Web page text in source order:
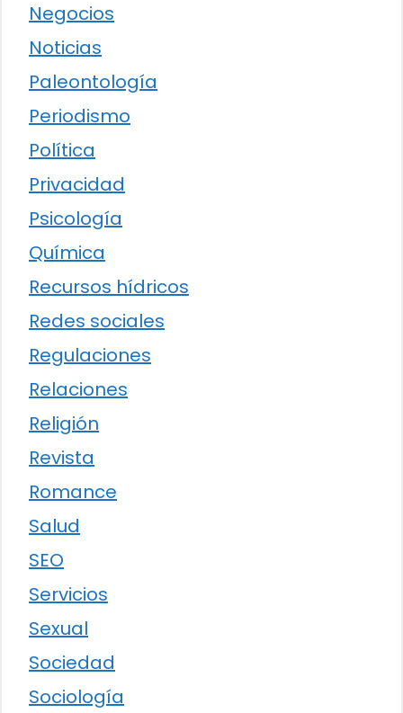
Negocios
Noticias
Paleontología
Periodismo
Política
Privacidad
Psicología
Química
Recursos hídricos
Redes sociales
Regulaciones
Relaciones
Religión
Revista
Romance
Salud
SEO
Servicios
Sexual
Sociedad
Sociología